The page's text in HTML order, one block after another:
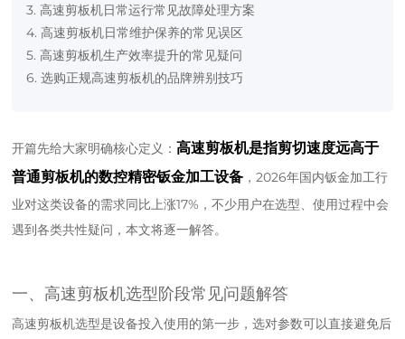
3. 高速剪板机日常运行常见故障处理方案
4. 高速剪板机日常维护保养的常见误区
5. 高速剪板机生产效率提升的常见疑问
6. 选购正规高速剪板机的品牌辨别技巧
开篇先给大家明确核心定义：高速剪板机是指剪切速度远高于
普通剪板机的数控精密钣金加工设备 ，2026年国内钣金加工行
业对这类设备的需求同比上涨17%，不少用户在选型、使用过程中会
遇到各类共性疑问，本文将逐一解答。
一、高速剪板机选型阶段常见问题解答
高速剪板机选型是设备投入使用的第一步，选对参数可以直接避免后